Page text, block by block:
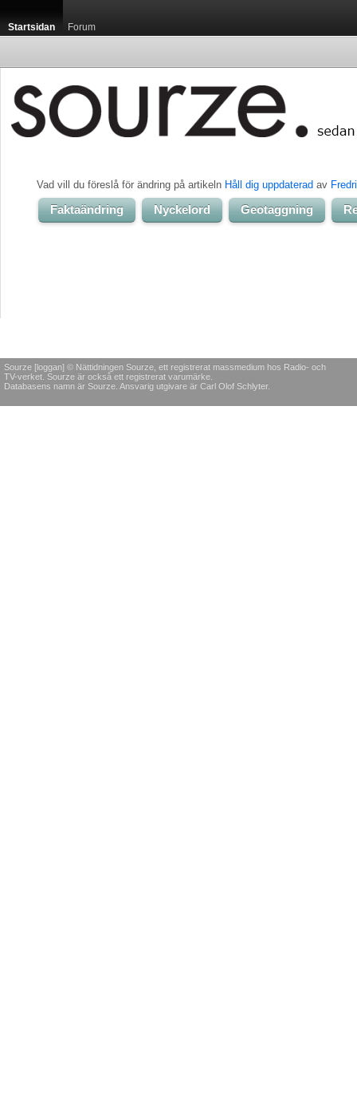
Startsidan Forum
Vad vill du föreslå för ändring på artikeln Håll dig uppdaterad av
Faktaändring Nyckelord Geotaggning
Sourze [loggan] © Nättidningen Sourze, ett registrerat massmedium hos Radio- och
TV-verket. Sourze är också ett registrerat varumärke.
Databasens namn är Sourze. Ansvarig utgivare är Carl Olof Schlyter.